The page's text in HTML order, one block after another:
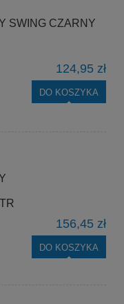
SWING CZARNY
124,95 zł
DO KOSZYKA
156,45 zł
DO KOSZYKA